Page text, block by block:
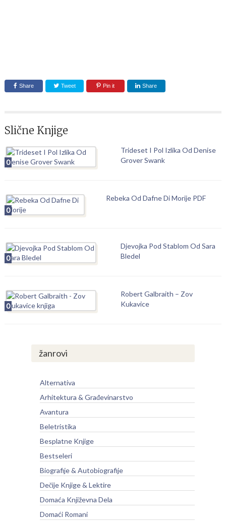
Share Tweet Pin it Share
Slične Knjige
0
Trideset I Pol Izlika Od Denise
Grover Swank
0
Rebeka Od Dafne Di Morije PDF
0
Djevojka Pod Stablom Od Sara
Bledel
0
Robert Galbraith – Zov
Kukavice
žanrovi
Alternativa
Arhitektura & Građevinarstvo
Avantura
Beletristika
Besplatne Knjige
Bestseleri
Biografije & Autobiografije
Dečije Knjige & Lektire
Domaća Književna Dela
Domaći Romani